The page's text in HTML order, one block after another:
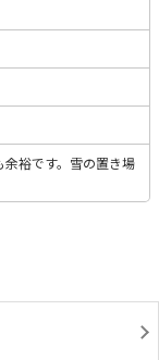
裕です。雪の置き場